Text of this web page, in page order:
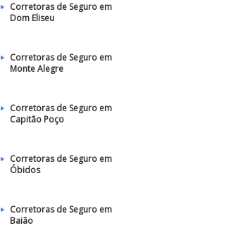
Corretoras de Seguro em
Dom Eliseu
Corretoras de Seguro em
Monte Alegre
Corretoras de Seguro em
Capitão Poço
Corretoras de Seguro em
Óbidos
Corretoras de Seguro em
Baião